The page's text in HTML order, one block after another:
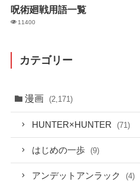
呪術廻戦用語一覧
11400
カテゴリー
漫画 (2,171)
HUNTER×HUNTER (71)
はじめの一歩 (9)
アンデットアンラック (4)